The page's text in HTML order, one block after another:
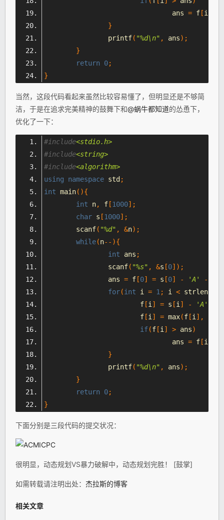
				ans
= f [i
}
		printf
( "%d\n" , ans);
}
return 0;
}
当然，这段代码看起来虽然比较容易懂了，但明显还是不够简
洁，于是在追求完美精神的鼓舞下和@蜗牛都知道的怂恿下，
优化了一下：
#include<stdio.h>
#include<string>
#include<algorithm>
using
namespace std ;
int main(){
int n, f [1000];
char s [1000];
	scanf
( "%d" , &n);
while(n--){
int ans ;
		scanf
( "%s" , &s [0]);
		ans
= f [0] = s [0] - 'A' -
for(int i = 1 ; i < strlen
			f
[i ] = s [i ] - 'A'
			f
[i ] = max(f [i ],
if(f [i ] > ans)
				ans
= f [i
}
		printf
( "%d\n" , ans);
}
return 0;
}
下面分别是三段代码的提交状况：
很明显，动态规划VS暴力破解中，动态规划完胜！ [鼓掌]
如需转载请注明出处： 杰拉斯的博客
相关文章